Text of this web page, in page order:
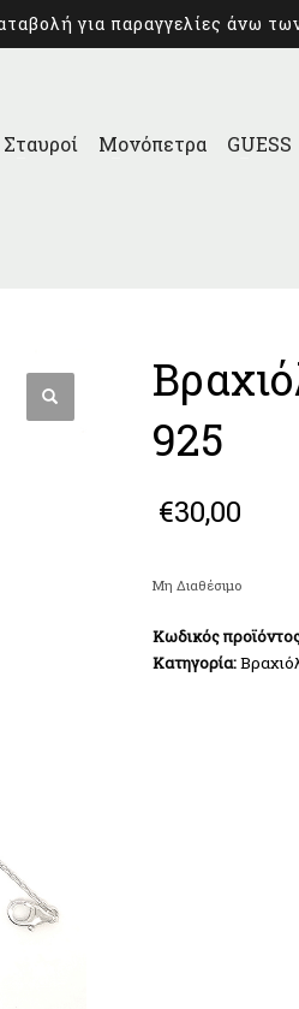
για παραγγελίες άνω
Σταυροί Μονόπετρα GUESS
925
€30,00
Μη Διαθέσιμο
Κωδικός
Κατηγορία: